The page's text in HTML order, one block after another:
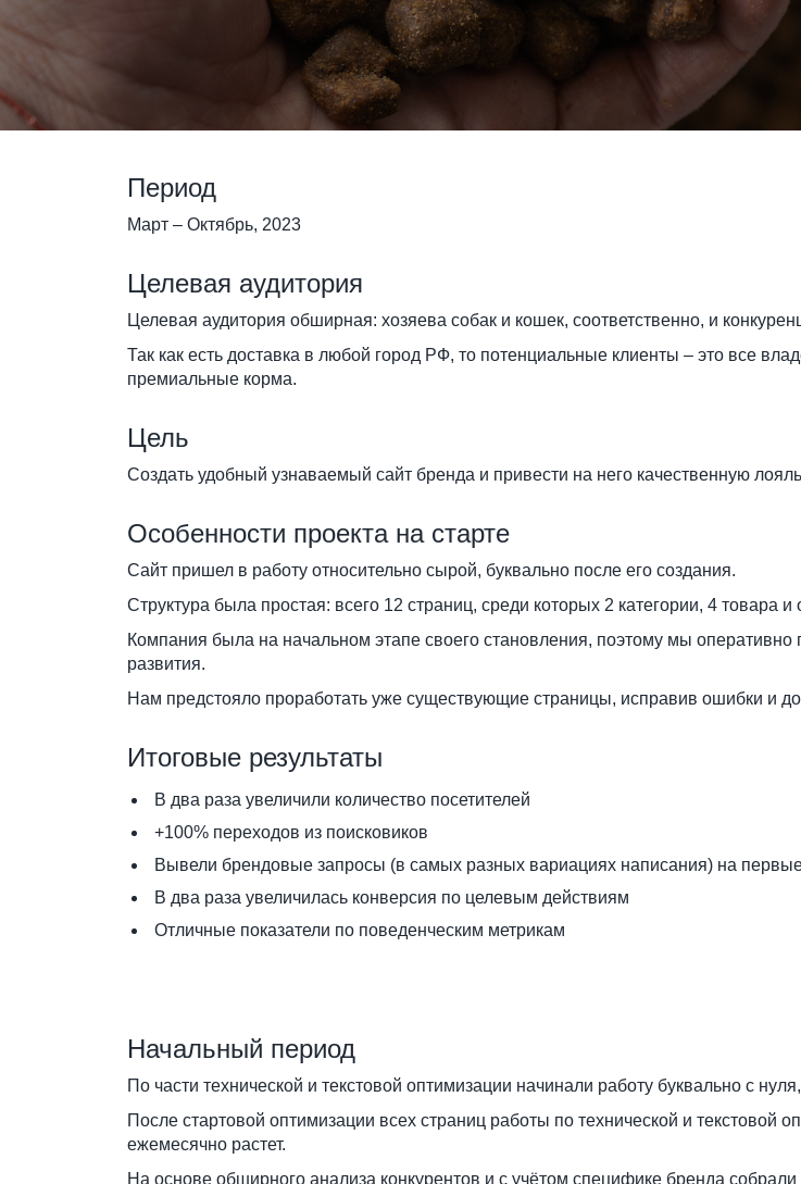
Период
Март – Октябрь, 2023
Целевая аудитория
Целевая аудитория обширная: хозяева собак и кошек, соответственно, и
Так как есть доставка в любой город РФ, то потенциальные клиенты – это все
премиальные корма.
Цель
Создать удобный узнаваемый сайт бренда и привести на него качественную
Особенности проекта на старте
Сайт пришел в работу относительно сырой, буквально после его создания.
Структура была простая: всего 12 страниц, среди которых 2 категории, 4 товара
Компания была на начальном этапе своего становления, поэтому мы
развития.
Нам предстояло проработать уже существующие страницы, исправив ошибки и
Итоговые результаты
В два раза увеличили количество посетителей
+100% переходов из поисковиков
Вывели брендовые запросы (в самых разных вариациях написания) на
В два раза увеличилась конверсия по целевым действиям
Отличные показатели по поведенческим метрикам
Начальный период
По части технической и текстовой оптимизации начинали работу буквально с
После стартовой оптимизации всех страниц работы по технической и текстовой
ежемесячно растет.
На основе обширного анализа конкурентов и с учётом специфике бренда